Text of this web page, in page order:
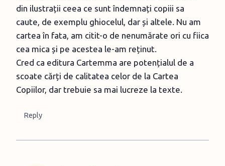
din ilustrații ceea ce sunt îndemnați copiii sa
caute, de exemplu ghiocelul, dar și altele. Nu am
cartea în fata, am citit-o de nenumărate ori cu fiica
cea mica și pe acestea le-am reținut.
Cred ca editura Cartemma are potențialul de a
scoate cărți de calitatea celor de la Cartea
Copiilor, dar trebuie sa mai lucreze la texte.
Reply